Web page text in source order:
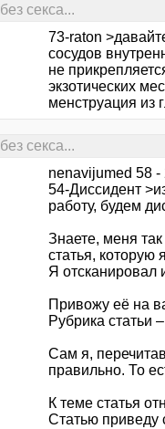
секса...
73-raton
сосудов
не
экзотических
менструация из
секса...
nenavijumed 58 -
54-Диссидент
работу, будем
Знаете, меня
статья, которую
Я отсканировал
Привожу её на
Рубрика статьи
Сам я,
правильно. То
К теме статья
Статью приведу